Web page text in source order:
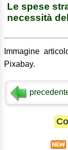
Le spese
necessità
Immagine
Pixabay.